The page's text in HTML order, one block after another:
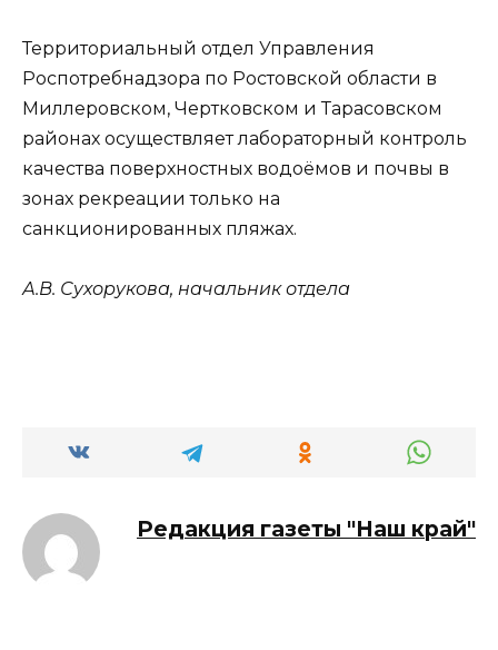
Территориальный отдел Управления
Роспотребнадзора по Ростовской области в
Миллеровском, Чертковском и Тарасовском
районах осуществляет лабораторный контроль
качества поверхностных водоёмов и почвы в
зонах рекреации только на
санкционированных пляжах.
А.В. Сухорукова, начальник отдела
Редакция газеты "Наш край"